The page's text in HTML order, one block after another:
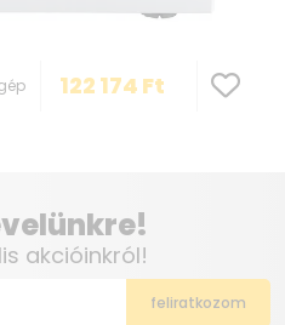
122 174 Ft
akcióinkról!